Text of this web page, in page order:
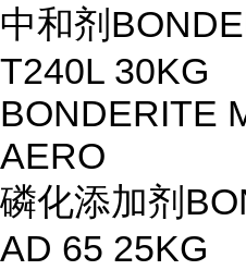
中和剂
T240L 30KG
BONDERITE
AERO
磷化添加剂
AD 65 25KG